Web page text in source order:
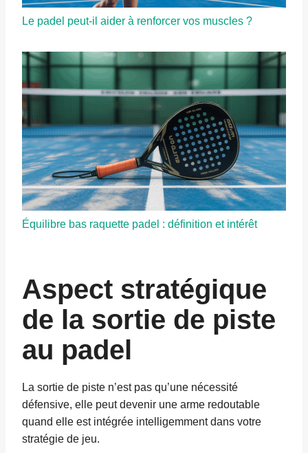
Le padel peut-il aider à renforcer vos muscles ?
Équilibre bas raquette padel : définition et intérêt
Aspect stratégique
de la sortie de piste
au padel
La sortie de piste n’est pas qu’une nécessité
défensive, elle peut devenir une arme redoutable
quand elle est intégrée intelligemment dans votre
stratégie de jeu.